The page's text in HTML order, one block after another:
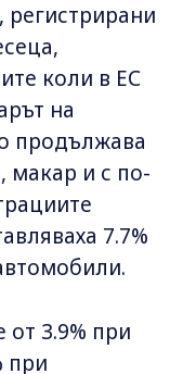
регистрирани
коли в ЕС
на
продължава
макар и с по-
7.7%
3.9% при
при